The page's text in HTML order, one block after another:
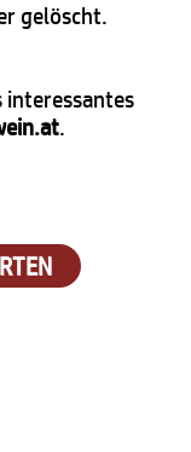
gelöscht.
interessantes
.